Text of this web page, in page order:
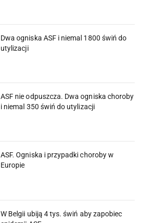
Dwa ogniska ASF i niemal 1800 świń do
utylizacji
ASF nie odpuszcza. Dwa ogniska choroby
i niemal 350 świń do utylizacji
ASF. Ogniska i przypadki choroby w
Europie
W Belgii ubiją 4 tys. świń aby zapobiec